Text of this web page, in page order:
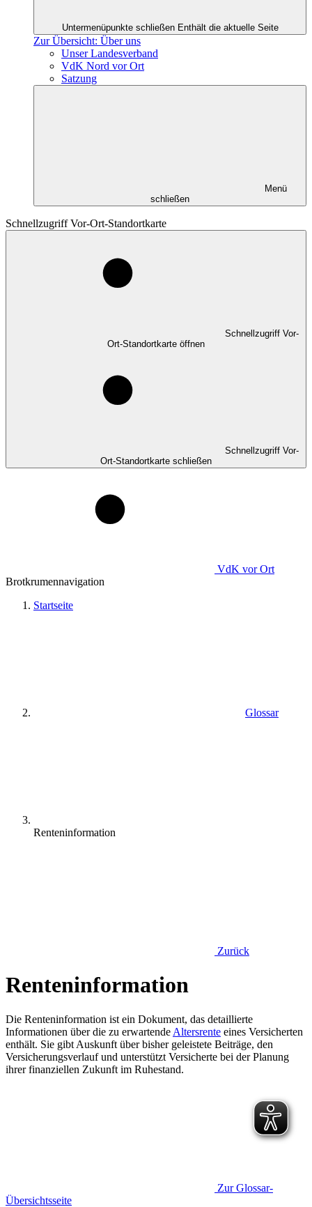
Untermenüpunkte schließen Enthält die aktuelle Seite
Zur Übersicht: Über uns
Unser Landesverband
VdK Nord vor Ort
Satzung
Menü
schließen
Schnellzugriff Vor-Ort-Standortkarte
Schnellzugriff Vor-
Ort-Standortkarte öffnen
Schnellzugriff Vor-
Ort-Standortkarte schließen
VdK vor Ort
Brotkrumennavigation
Startseite
Glossar
Renteninformation
Zurück
Renteninformation
Die Renteninformation ist ein Dokument, das detaillierte
Informationen über die zu erwartende Altersrente eines Versicherten
enthält. Sie gibt Auskunft über bisher geleistete Beiträge, den
Versicherungsverlauf und unterstützt Versicherte bei der Planung
ihrer finanziellen Zukunft im Ruhestand.
Zur Glossar-
Übersichtsseite